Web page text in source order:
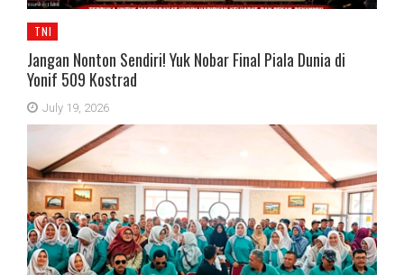
TNI
Jangan Nonton Sendiri! Yuk Nobar Final Piala Dunia di
Yonif 509 Kostrad
July 19, 2026